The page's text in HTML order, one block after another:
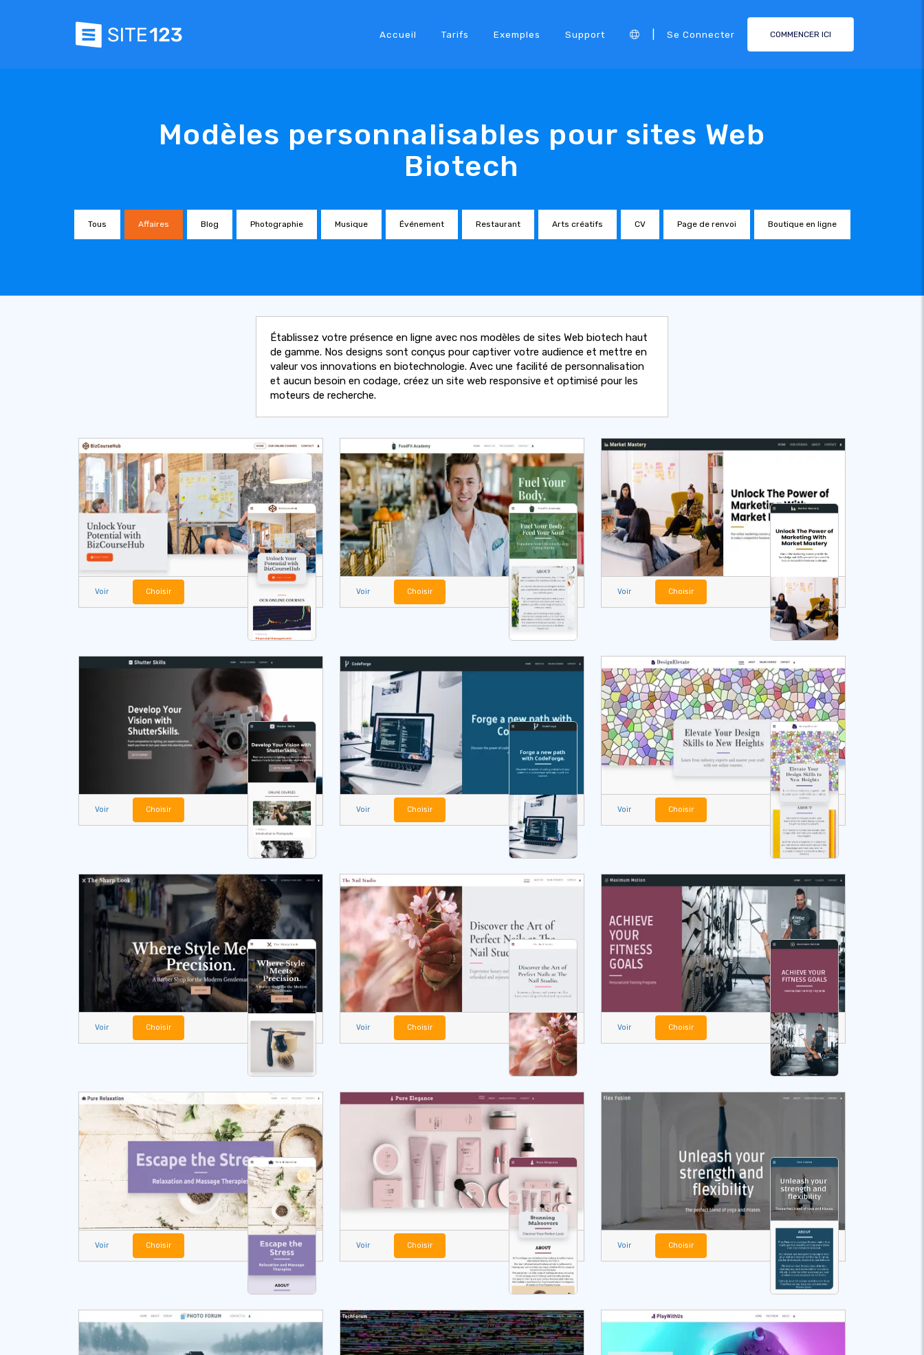
Accueil Tarifs Exemples Support Se Connecter COMMENCER ICI
Modèles personnalisables pour sites Web
Biotech
Tous Affaires Blog Photographie Musique Événement Restaurant Arts créatifs CV Page de renvoi Boutique en ligne
Établissez votre présence en ligne avec nos modèles de sites Web biotech haut
de gamme. Nos designs sont conçus pour captiver votre audience et mettre en
valeur vos innovations en biotechnologie. Avec une facilité de personnalisation
et aucun besoin en codage, créez un site web responsive et optimisé pour les
moteurs de recherche.
Voir Choisir Voir Choisir Voir Choisir
Voir Choisir Voir Choisir Voir Choisir
Voir Choisir Voir Choisir Voir Choisir
Voir Choisir Voir Choisir Voir Choisir